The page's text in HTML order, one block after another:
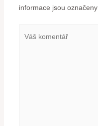
informace jsou označeny